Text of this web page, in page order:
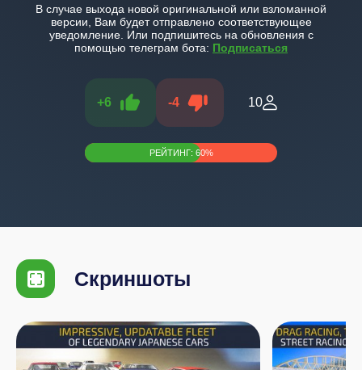
В случае выхода новой оригинальной или взломанной
версии, Вам будет отправлено соответствующее
уведомление. Или подпишитесь на обновления с
помощью телеграм бота: Подписаться
+6 -4 10
РЕЙТИНГ: 60%
Скриншоты